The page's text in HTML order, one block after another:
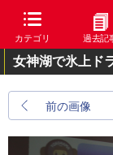
カテゴリ 過去記
女神湖で氷上ド
前の画像